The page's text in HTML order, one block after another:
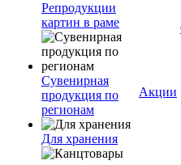
Репродукции
картин в раме
Сувенирная
продукция по
регионам
Для хранения
Акции